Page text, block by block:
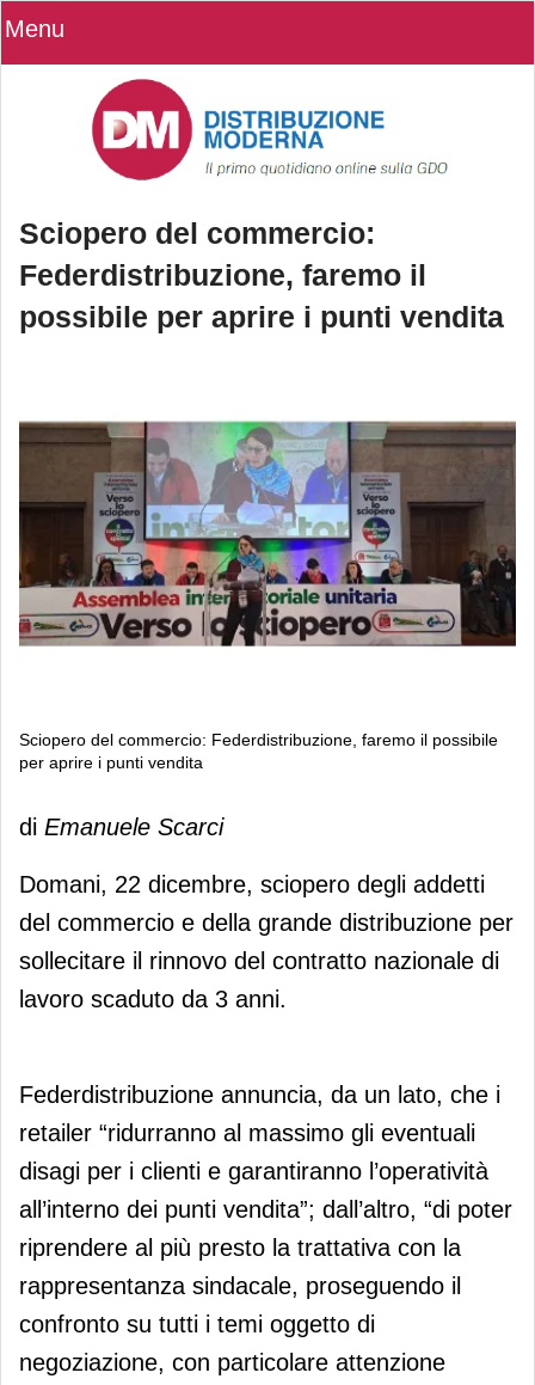
Menu
Sciopero del commercio:
Federdistribuzione, faremo il
possibile per aprire i punti vendita
Sciopero del commercio: Federdistribuzione, faremo il possibile
per aprire i punti vendita
Sciopero del commercio:
Federdistribuzione, faremo il
possibile per aprire i punti vendita
di Emanuele Scarci
Domani, 22 dicembre, sciopero degli addetti
del commercio e della grande distribuzione per
sollecitare il rinnovo del contratto nazionale di
lavoro scaduto da 3 anni.
Federdistribuzione annuncia, da un lato, che i
retailer “ridurranno al massimo gli eventuali
disagi per i clienti e garantiranno l’operatività
all’interno dei punti vendita”; dall’altro, “di poter
riprendere al più presto la trattativa con la
rappresentanza sindacale, proseguendo il
confronto su tutti i temi oggetto di
negoziazione, con particolare attenzione